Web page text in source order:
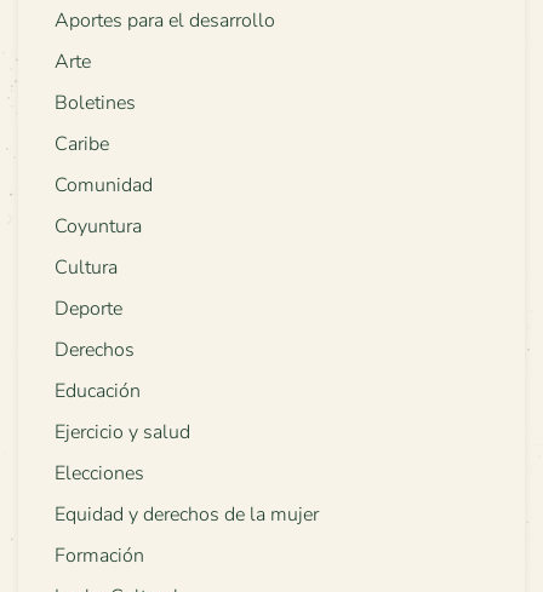
Aportes para el desarrollo
Arte
Boletines
Caribe
Comunidad
Coyuntura
Cultura
Deporte
Derechos
Educación
Ejercicio y salud
Elecciones
Equidad y derechos de la mujer
Formación